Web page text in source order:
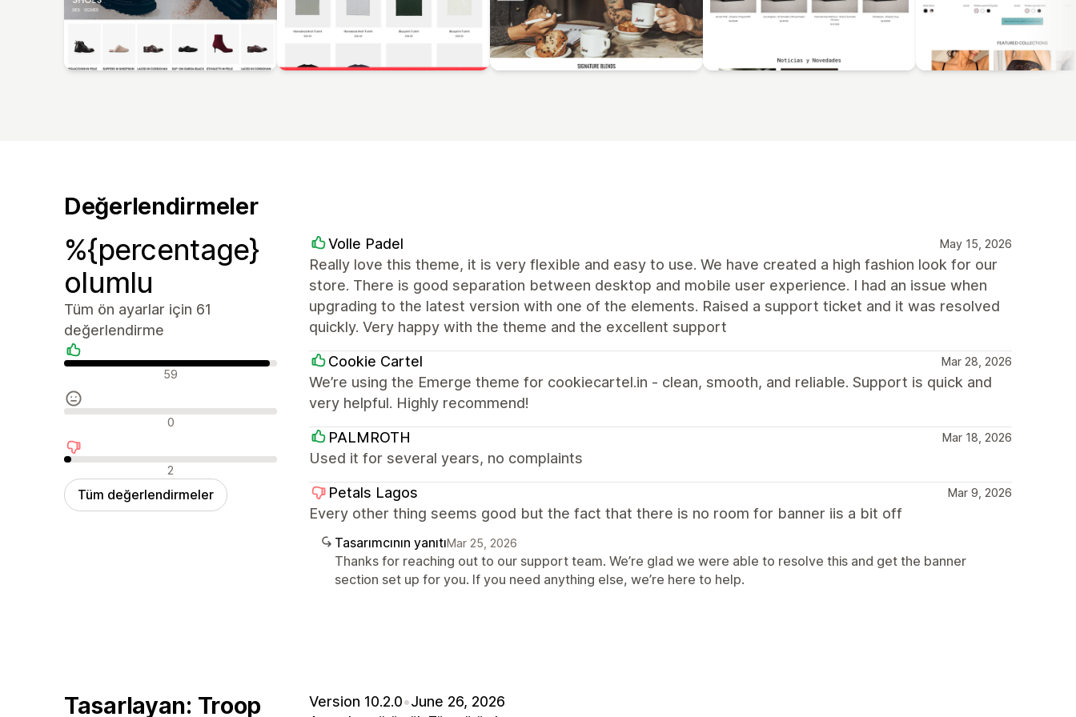
Değerlendirmeler
%{percentage}
olumlu
Tüm ön ayarlar için 61
değerlendirme
Olumlu değerlendirmeler
59
Nötr değerlendirmeler
0
Olumsuz değerlendirmeler
2
Tüm değerlendirmeler
Volle Padel May 15, 2026
Really love this theme, it is very flexible and easy to use. We have created a high fashion look for our
store. There is good separation between desktop and mobile user experience. I had an issue when
upgrading to the latest version with one of the elements. Raised a support ticket and it was resolved
quickly. Very happy with the theme and the excellent support
Cookie Cartel Mar 28, 2026
We’re using the Emerge theme for cookiecartel.in - clean, smooth, and reliable. Support is quick and
very helpful. Highly recommend!
PALMROTH Mar 18, 2026
Used it for several years, no complaints
Petals Lagos Mar 9, 2026
Every other thing seems good but the fact that there is no room for banner iis a bit off
Tasarımcının yanıtıMar 25, 2026
Thanks for reaching out to our support team. We’re glad we were able to resolve this and get the banner
section set up for you. If you need anything else, we’re here to help.
Tasarlayan: Troop Version 10.2.0•June 26, 2026